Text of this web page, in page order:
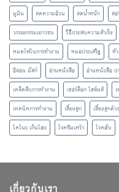
มูมิน
ลดความอ้วน ลดน้ำหนัก ล
วรรณกรรมเยาวชน
วิธีประสบความสำเร็จ
หมดไฟในการทำงาน
หมอประเสริฐ หั
อีลอน มัสก์
อ่านหนังสือ
อ่านหนังสือ ป
เคล็ดลับการทำงาน
เชอร์ล็อก โฮล์มส์
เทคนิคการทำงาน
เลี้ยงลูก เลี้ยงลูกด้
โคโนะ เก็นโตะ
โรคซึมเศร้า โรคตับ
เกี่ยวกับเรา